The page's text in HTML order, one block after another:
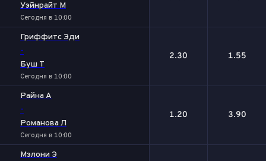
Уэйнрайт М
Сегодня в 10:00
Гриффитс Эди
-
Буш Т
Сегодня в 10:00
2.30 1.55
Райна А
-
Романова Л
Сегодня в 10:00
1.20 3.90
Мэлони Э